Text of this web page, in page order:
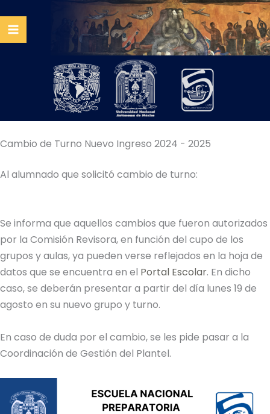
contenido
Cambio de Turno Nuevo Ingreso 2024 - 2025
Al alumnado que solicitó cambio de turno:
Se informa que aquellos cambios que fueron autorizados
por la Comisión Revisora, en función del cupo de los
grupos y aulas, ya pueden verse reflejados en la hoja de
datos que se encuentra en el Portal Escolar. En dicho
caso, se deberán presentar a partir del día lunes 19 de
agosto en su nuevo grupo y turno.
En caso de duda por el cambio, se les pide pasar a la
Coordinación de Gestión del Plantel.